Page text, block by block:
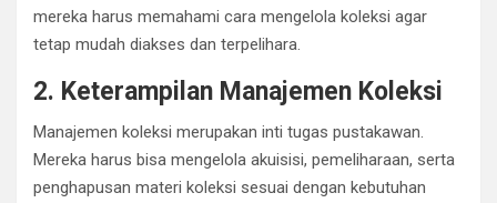
mereka harus memahami cara mengelola koleksi agar
tetap mudah diakses dan terpelihara.
2. Keterampilan Manajemen Koleksi
Manajemen koleksi merupakan inti tugas pustakawan.
Mereka harus bisa mengelola akuisisi, pemeliharaan, serta
penghapusan materi koleksi sesuai dengan kebutuhan